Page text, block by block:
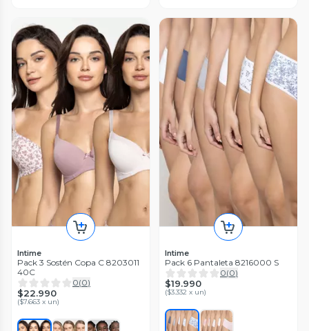
Intime
Pack 3 Sostén Copa C 8203011
40C
0(0)
$22.990
($7.663 x un)
Intime
Pack 6 Pantaleta 8216000 S
0(0)
$19.990
($3.332 x un)